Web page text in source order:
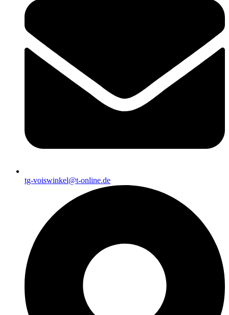
tg-voiswinkel@t-online.de